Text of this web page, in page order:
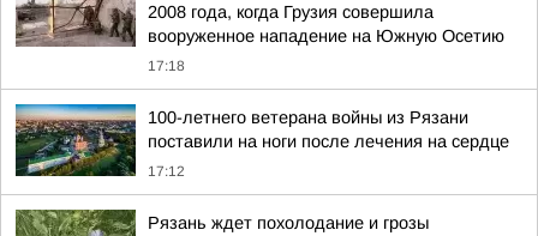
2008 года, когда Грузия совершила
вооруженное нападение на Южную Осетию
17:18
100-летнего ветерана войны из Рязани
поставили на ноги после лечения на сердце
17:12
Рязань ждет похолодание и грозы